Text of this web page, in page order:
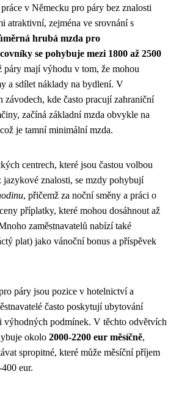
v Německu pro páry bez znalosti
atraktivní, zejména ve srovnání s
hrubá mzda pro
se pohybuje mezi 1800 až 2500
páry mají výhodu v tom, že mohou
a sdílet náklady na bydlení. V
závodech, kde často pracují zahraniční
začíná základní mzda obvykle na
je tamní minimální mzda.
centrech, které jsou častou volbou
jazykové znalosti, se mzdy pohybují
, přičemž za noční směny a práci o
příplatky, které mohou dosáhnout až
zaměstnavatelů nabízí také
plat) jako vánoční bonus a příspěvek
páry jsou pozice v hotelnictví a
často poskytují ubytování
výhodných podmínek. V těchto odvětvích
okolo 2000-2200 eur měsíčně,
spropitné, které může měsíční příjem
eur.